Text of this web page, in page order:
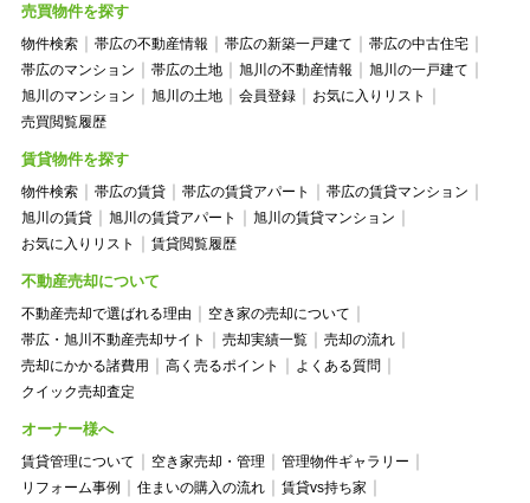
売買物件を探す
物件検索 帯広の不動産情報 帯広の新築一戸建て
帯広の中古住宅
帯広のマンション
帯広の土地 旭川の不動産情報
旭川の一戸建て
旭川のマンション
旭川の土地 会員登録
お気に入りリスト
売買閲覧履歴
賃貸物件を探す
物件検索 帯広の賃貸 帯広の賃貸アパート
帯広の賃貸マンション
旭川の賃貸
旭川の賃貸アパート
旭川の賃貸マンション
お気に入りリスト
賃貸閲覧履歴
不動産売却について
不動産売却で選ばれる理由
空き家の売却について
帯広・旭川不動産売却サイト
売却実績一覧
売却の流れ
売却にかかる諸費用
高く売るポイント
よくある質問
クイック売却査定
オーナー様へ
賃貸管理について 空き家売却・管理
管理物件ギャラリー
リフォーム事例
住まいの購入の流れ
賃貸vs持ち家